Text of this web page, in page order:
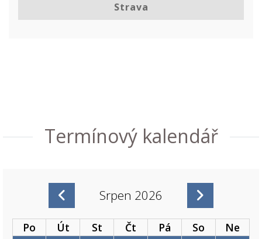
Strava
Termínový kalendář
Srpen 2026
Po Út St Čt Pá So
Ne